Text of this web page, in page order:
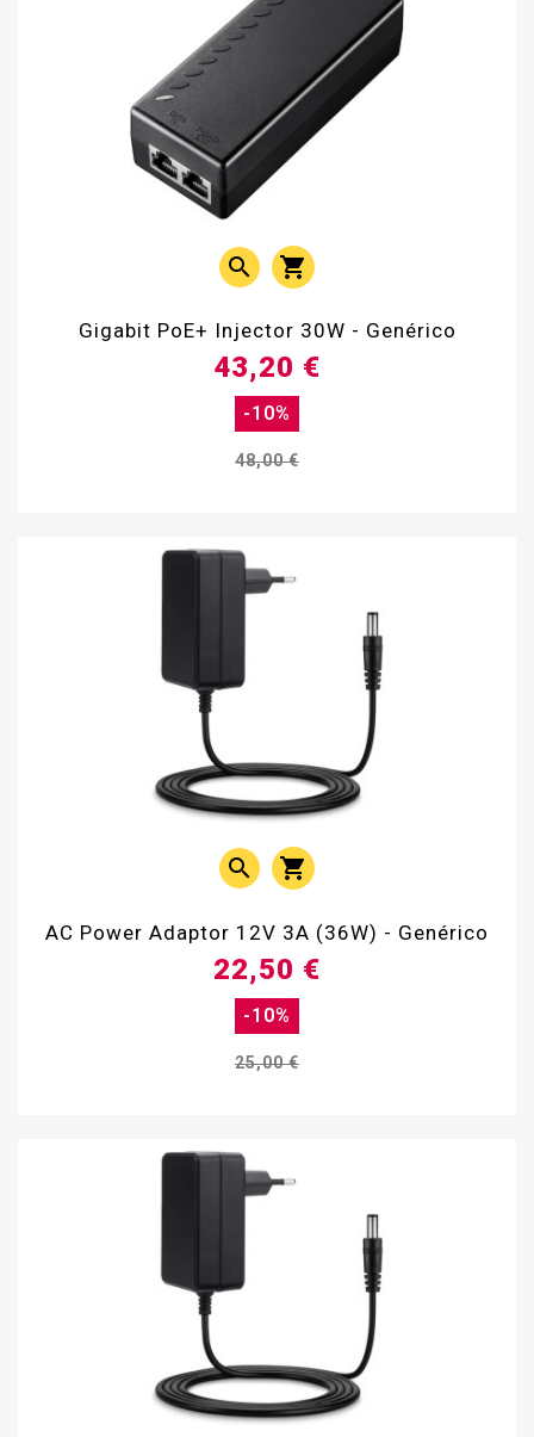
 
Gigabit PoE+ Injector 30W - Genérico
48,00 €
-10%
43,20 €
 
AC Power Adaptor 12V 3A (36W) - Genérico
25,00 €
-10%
22,50 €